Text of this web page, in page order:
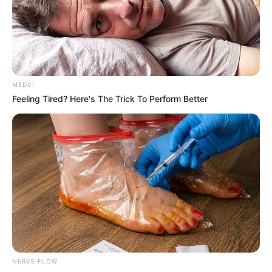
yenidən aparılması ilə bağlı vəsatət təqdim etsə də,
məhkəmə vəsatəti təmin etməyib.
Daha sonra protokollara əlavə edilmiş hal şahidlərinin
ifadələri ilə bağlı təqsirləndirilənin vəkili Fərid Həsənov
vəsatət verərək hadisə baş verən zaman hal şahidlərinin
həqiqətən də hadisə yerində olub-olmadıqlarını
müəyyənləşdirmək üçün anten dairələrinin
müəyyənləşdirilməsini istəyib.
Məhkəmə vəsatəti təmin etməyib.
Məhkəmənin növbəti iclası iyunun 18-nə təyin edilib.
Qeyd edək ki, hadisə 2025-ci ilin iyununda paytaxtın
Xəzər rayonu, Mərdəkan qəsəbəsində qeydə alınıb. Qəza
nəticəsində qarşı tərəfdən bir nəfər ölüb, digəri isə ağır
xəsarət alıb.
MEDVI
Feeling Tired? Here's The Trick To Perform Better
NERVE FLOW